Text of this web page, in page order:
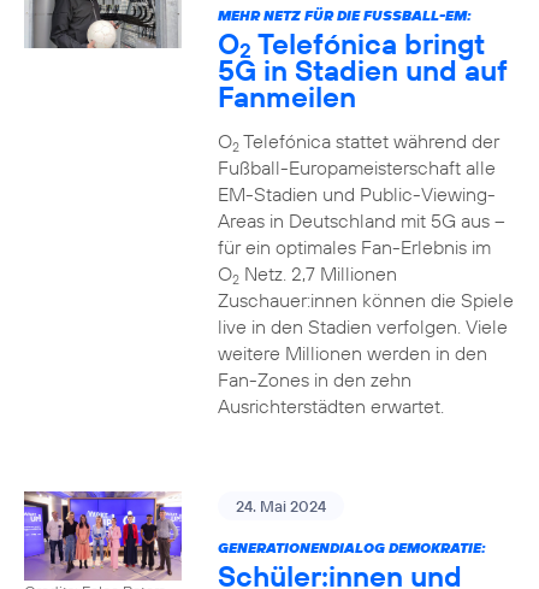
MEHR NETZ FÜR DIE FUSSBALL-EM:
O2 Telefónica bringt
5G in Stadien und auf
Fanmeilen
O2Telefónica stattet während der
Fußball-Europameisterschaft alle
EM-Stadien und Public-Viewing-
Areas in Deutschland mit 5G aus –
für ein optimales Fan-Erlebnis im
O2Netz. 2,7 Millionen
Zuschauer:innen können die Spiele
live in den Stadien verfolgen. Viele
weitere Millionen werden in den
Fan-Zones in den zehn
Ausrichterstädten erwartet.
24. Mai 2024
GENERATIONENDIALOG DEMOKRATIE:
Schüler:innen und